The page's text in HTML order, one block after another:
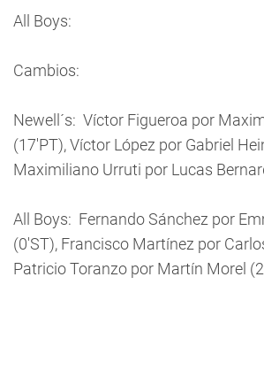
All Boys:
Cambios:
Newell´s: Víctor Figueroa por
(17'PT), Víctor López por Gabriel
Maximiliano Urruti por Lucas
All Boys: Fernando Sánchez por
(0'ST), Francisco Martínez por
Patricio Toranzo por Martín Morel